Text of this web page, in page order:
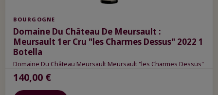
BOURGOGNE
Domaine Du Château De Meursault :
Meursault 1er Cru "les Charmes Dessus" 2022 1
Botella
Domaine Du Château Meursault Meursault "les Charmes Dessus"
140,00 €